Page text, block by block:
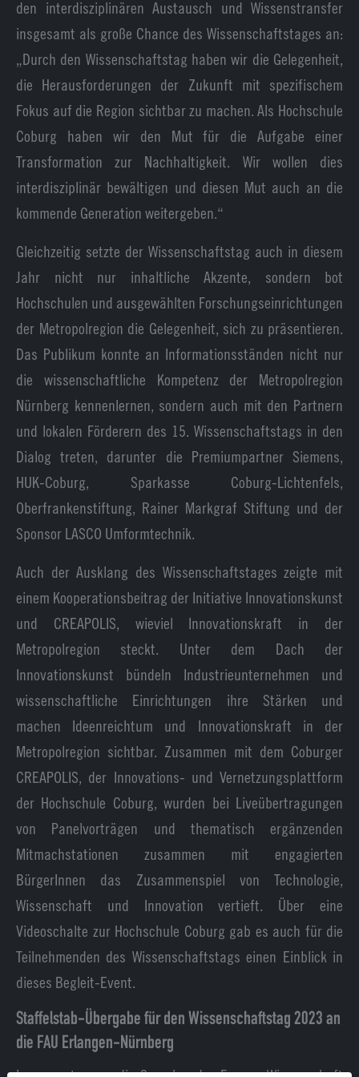
den interdisziplinären Austausch und Wissenstransfer
insgesamt als große Chance des Wissenschaftstages an:
„Durch den Wissenschaftstag haben wir die Gelegenheit,
die Herausforderungen der Zukunft mit spezifischem
Fokus auf die Region sichtbar zu machen. Als Hochschule
Coburg haben wir den Mut für die Aufgabe einer
Transformation zur Nachhaltigkeit. Wir wollen dies
interdisziplinär bewältigen und diesen Mut auch an die
kommende Generation weitergeben.“
Gleichzeitig setzte der Wissenschaftstag auch in diesem
Jahr nicht nur inhaltliche Akzente, sondern bot
Hochschulen und ausgewählten Forschungseinrichtungen
der Metropolregion die Gelegenheit, sich zu präsentieren.
Das Publikum konnte an Informationsständen nicht nur
die wissenschaftliche Kompetenz der Metropolregion
Nürnberg kennenlernen, sondern auch mit den Partnern
und lokalen Förderern des 15. Wissenschaftstags in den
Dialog treten, darunter die Premiumpartner Siemens,
HUK-Coburg, Sparkasse Coburg-Lichtenfels,
Oberfrankenstiftung, Rainer Markgraf Stiftung und der
Sponsor LASCO Umformtechnik.
Auch der Ausklang des Wissenschaftstages zeigte mit
einem Kooperationsbeitrag der Initiative Innovationskunst
und CREAPOLIS, wieviel Innovationskraft in der
Metropolregion steckt. Unter dem Dach der
Innovationskunst bündeln Industrieunternehmen und
wissenschaftliche Einrichtungen ihre Stärken und
machen Ideenreichtum und Innovationskraft in der
Metropolregion sichtbar. Zusammen mit dem Coburger
CREAPOLIS, der Innovations- und Vernetzungsplattform
der Hochschule Coburg, wurden bei Liveübertragungen
von Panelvorträgen und thematisch ergänzenden
Mitmachstationen zusammen mit engagierten
BürgerInnen das Zusammenspiel von Technologie,
Wissenschaft und Innovation vertieft. Über eine
Videoschalte zur Hochschule Coburg gab es auch für die
Teilnehmenden des Wissenschaftstags einen Einblick in
dieses Begleit-Event.
Staffelstab-Übergabe für den Wissenschaftstag 2023 an
die FAU Erlangen-Nürnberg